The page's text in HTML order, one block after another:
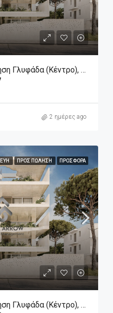
Διαμέρισμα Προς Πώληση Γλυφάδα (Κέντρο), 1.600.000€, 157 Τ.μ.
2 ημέρες ago
ΠΡΟΣ ΠΏΛΗΣΗ ΠΡΟΣΦΟΡΆ
Διαμέρισμα Προς Πώληση Γλυφάδα (Κέντρο), 1.500.000€, 157 Τ.μ.